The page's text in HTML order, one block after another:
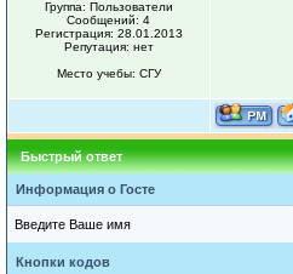
Группа: Пользователи
Сообщений: 4
Регистрация: 28.01.2013
Репутация: нет
Место учебы: СГУ
Быстрый ответ
Информация о Госте
Введите Ваше имя
Кнопки кодов